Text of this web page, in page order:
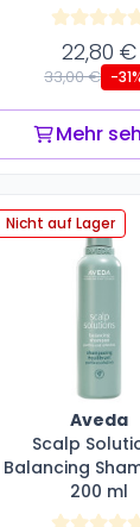
22,80 €
33,00 € -
Mehr
Nicht auf Lager
Aveda
Scalp
Balancing
200 ml